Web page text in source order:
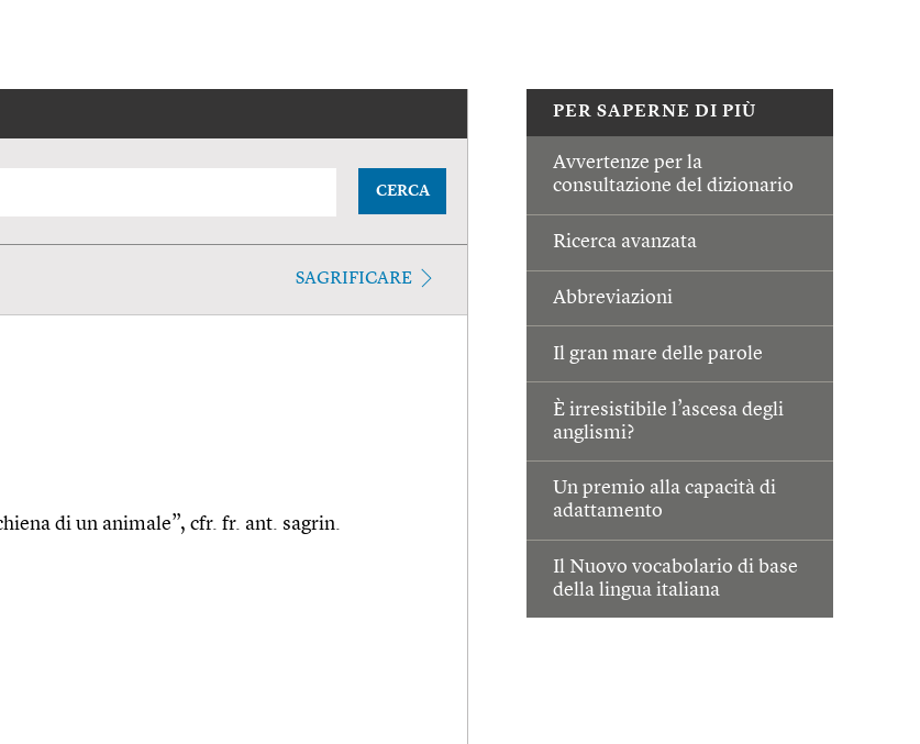
PER SAPERNE DI PIÙ
Avvertenze per la
consultazione del dizionario
Ricerca avanzata
Abbreviazioni
Il gran mare delle parole
È irresistibile l’ascesa degli
anglismi?
Un premio alla capacità di
adattamento
Il Nuovo vocabolario di base
della lingua italiana
CERCA
SAGRIFICARE
di un animale”, cfr. fr. ant. sagrin.